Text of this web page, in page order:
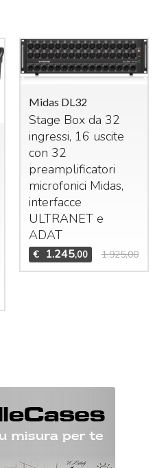
Midas DL32
Stage Box da 32
ingressi, 16 uscite
con 32
preamplificatori
microfonici Midas,
interfacce
ULTRANETe
ADAT
€ 1.245,00 1.925,00